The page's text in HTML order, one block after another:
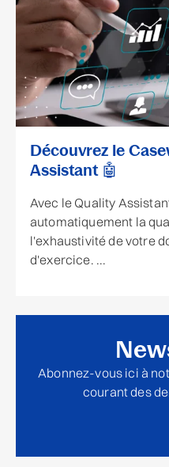
Découvrez le
Assistant 🤖
Avec le Quality
automatiquement la
l'exhaustivité de votre
d'exercice. ...
Abonnez-vous ici à
courant des